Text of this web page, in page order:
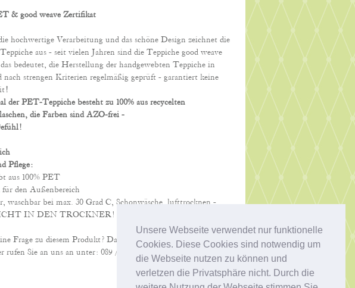
Unsere Webseite verwendet nur funktionelle
Cookies. Diese Cookies sind notwendig um
die Webseite nutzen zu können und
verletzen die Privatsphäre nicht. Durch die
& good weave Zertifikat
hochwertige Verarbeitung und das schöne Design zeichnet die
aus - seit vielen Jahren sind die Teppiche good weave
bedeutet, die Herstellung der handgewebten Teppiche in
strengen Kriterien regelmäßig geprüft - garantiert keine
!
der PET-Teppiche besteht zu 100% aus recycelten
die Farben sind AZO-frei -
Pflege:
aus 100% PET
den Außenbereich
waschbar bei max. 30 Grad C, Schonwäsche, lufttrocknen -
IN DEN TROCKNER!
Frage zu diesem Produkt? Dann schreiben Sie uns eine kurze
rufen Sie an uns an unter: 089 / 68 72 32. Wir beraten Sie gerne!